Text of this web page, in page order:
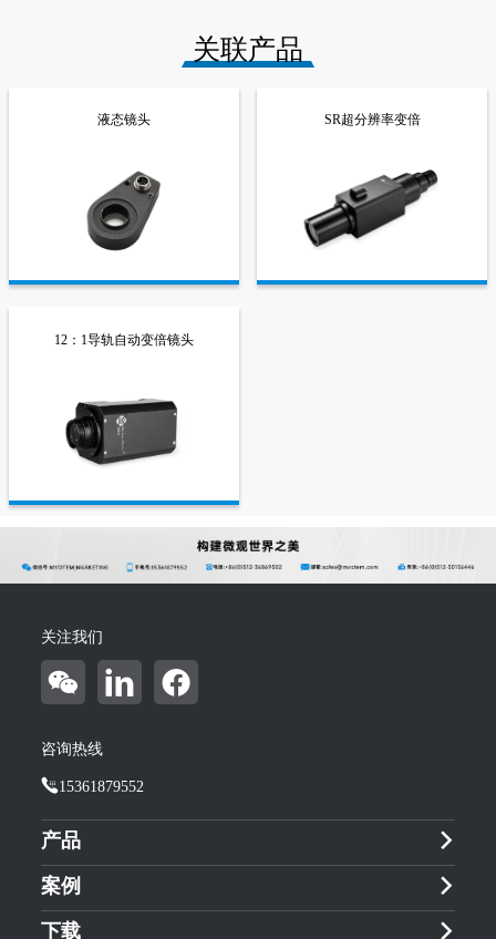
关联产品
液态镜头 SR超分辨率变倍
12：1导轨自动变倍镜头
关注我们
咨询热线
15361879552
产品
案例
下载